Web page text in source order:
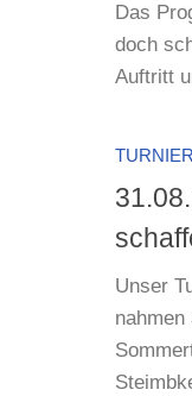
Das
doch
Auftritt
Unser
nahmen